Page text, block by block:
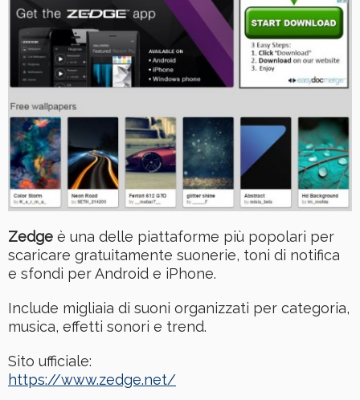
Zedge è una delle piattaforme più popolari per
scaricare gratuitamente suonerie, toni di notifica
e sfondi per Android e iPhone.
Include migliaia di suoni organizzati per categoria,
musica, effetti sonori e trend.
Sito ufficiale:
https://www.zedge.net/